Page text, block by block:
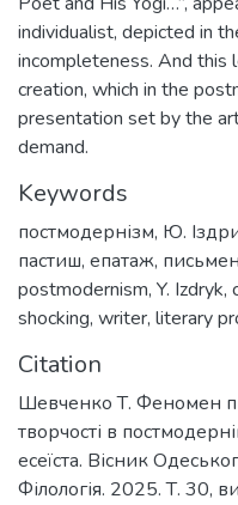
individualist, depicted in
incompleteness. And this
creation, which in the
presentation set by the
demand.
Keywords
постмодернізм, Ю.
пастиш, епатаж,
postmodernism, Y. Izdryk,
shocking, writer, literary
Citation
Шевченко Т. Феномен
творчості в
есеїста. Вісник
Філологія. 2025. Т. 30,